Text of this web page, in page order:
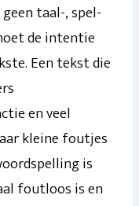
taal-, spel-
de intentie
Een tekst die
en veel
kleine foutjes
is
foutloos is en